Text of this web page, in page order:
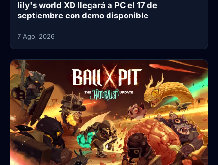
lily's world XD llegará a PC el 17 de
septiembre con demo disponible
7 Ago, 2026